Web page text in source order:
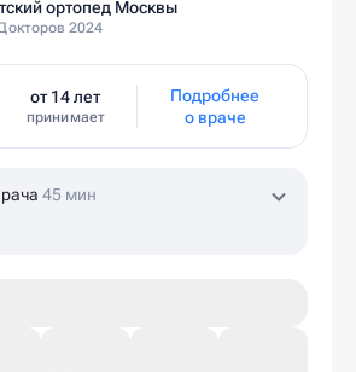
ортопед Москвы
2024
от 14 лет
принимает
Подробнее
о враче
45 мин